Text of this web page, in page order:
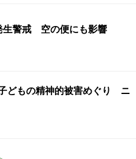
警戒 空の便にも影響
どもの精神的被害めぐり ニ